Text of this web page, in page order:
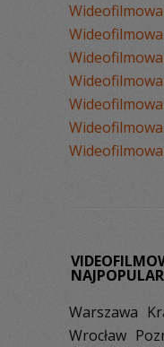
Warszawa
Wrocław